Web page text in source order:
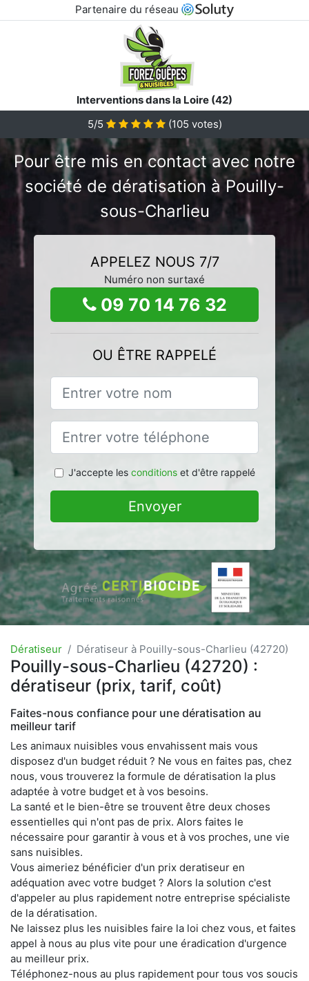
Partenaire du réseau
Interventions dans la Loire (42)
5/5
(105 votes)
Pour être mis en contact avec notre
société de dératisation à Pouilly-
sous-Charlieu
APPELEZ NOUS 7/7
Numéro non surtaxé
09 70 14 76 32
OU ÊTRE RAPPELÉ
J'accepte les conditionset d'être rappelé
Envoyer
Dératiseur Dératiseur à Pouilly-sous-Charlieu (42720)
Pouilly-sous-Charlieu (42720) :
dératiseur (prix, tarif, coût)
Faites-nous confiance pour une dératisation au
meilleur tarif
Les animaux nuisibles vous envahissent mais vous
disposez d'un budget réduit ? Ne vous en faites pas, chez
nous, vous trouverez la formule de dératisation la plus
adaptée à votre budget et à vos besoins.
La santé et le bien-être se trouvent être deux choses
essentielles qui n'ont pas de prix. Alors faites le
nécessaire pour garantir à vous et à vos proches, une vie
sans nuisibles.
Vous aimeriez bénéficier d'un prix deratiseur en
adéquation avec votre budget ? Alors la solution c'est
d'appeler au plus rapidement notre entreprise spécialiste
de la dératisation.
Ne laissez plus les nuisibles faire la loi chez vous, et faites
appel à nous au plus vite pour une éradication d'urgence
au meilleur prix.
Téléphonez-nous au plus rapidement pour tous vos soucis